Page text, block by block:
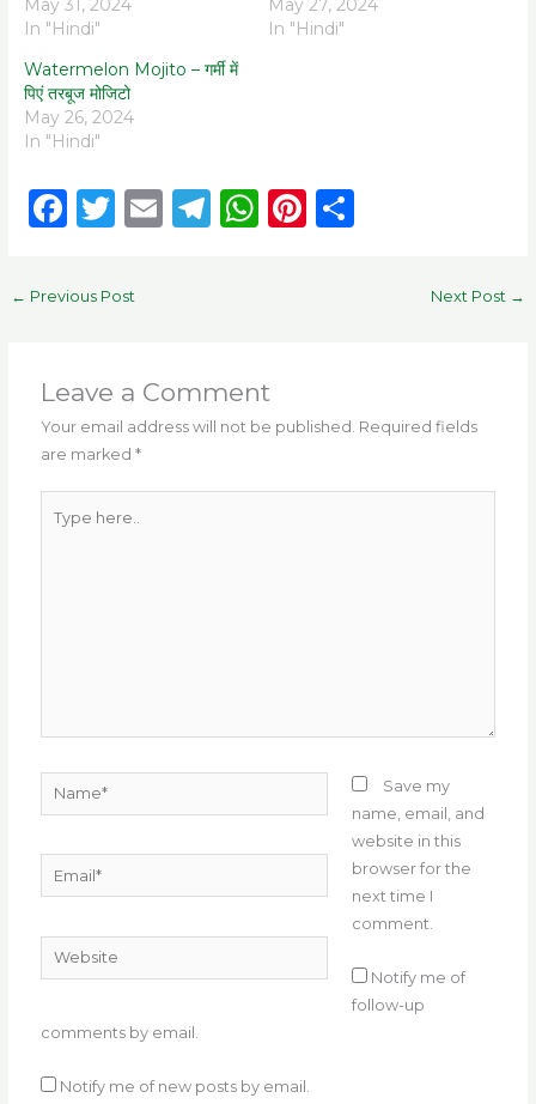
In "Hindi"
In "Hindi"
Watermelon Mojito – गर्मी में
पिएं तरबूज मोजिटो
May 26, 2024
In "Hindi"
F
c
o
o
k
T
it
E T
m
W
p
p
Pi S
← Previous Post Next Post →
Leave a Comment
Your email address will not be published. Required fields
are marked*
here..
Name*
Email*
Website
Save my
name, email, and
website in this
browser for the
next time I
comment.
Notify me of
follow-up
comments by email.
Notify me of new posts by email.